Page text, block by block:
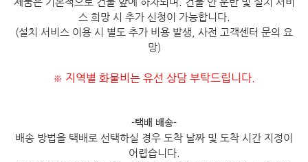
스 희망 시 추가 신청이 가능합니다.
(설치 서비스 이용 시 별도 추가 비용 발생, 사전 고객센터 문의 요
망)
※ 지역별 화물비는 유선 상담 부탁드립니다.
-택배 배송-
배송 방법을 택배로 선택하실 경우 도착 날짜 및 도착 시간 지정이
어렵습니다.